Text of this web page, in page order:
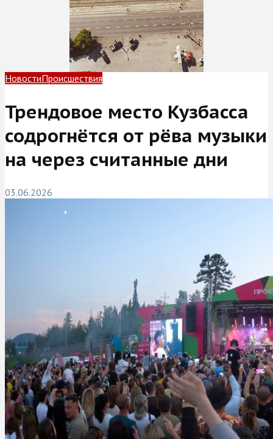
НовостиПроисшествия
Трендовое место Кузбасса
содрогнётся от рёва музыки
на через считанные дни
03.06.2026